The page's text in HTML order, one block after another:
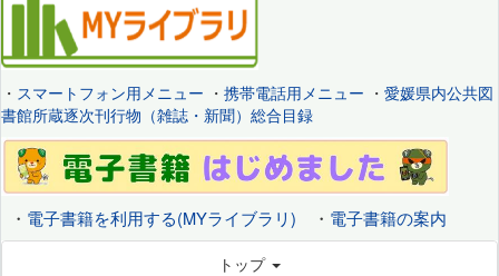
・ スマートフォン用メニュー ・ 携帯電話用メニュー ・ 愛媛県内公共図
書館所蔵逐次刊行物（雑誌・新聞）総合目録
・ 電子書籍を利用する(MYライブラリ) ・ 電子書籍の案内
トップ